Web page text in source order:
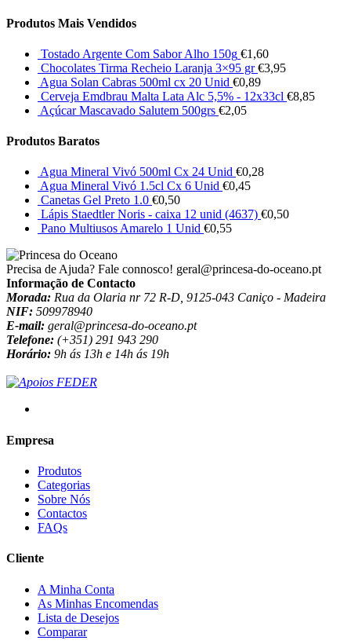
Produtos Mais Vendidos
Tostado Argente Com Sabor Alho 150g €1,60
Chocolates Tirma Recheio Laranja 3×95 gr €3,95
Agua Solan Cabras 500ml cx 20 Unid €0,89
Cerveja Emdbrau Malta Lata Alc 5,5% - 12x33cl €8,85
Açúcar Mascavado Salutem 500grs €2,05
Produtos Baratos
Agua Mineral Vivó 500ml Cx 24 Unid €0,28
Agua Mineral Vivó 1.5cl Cx 6 Unid €0,45
Canetas Gel Preto 1.0 €0,50
Lápis Staedtler Noris - caixa 12 unid (4637) €0,50
Pano Multiusos Amarelo 1 Unid €0,55
Precisa de Ajuda? Fale connosco! geral@princesa-do-oceano.pt
Informação de Contacto
Morada: Rua da Olaria nr 72 R-D, 9125-043 Caniço - Madeira
NIF: 509978940
E-mail: geral@princesa-do-oceano.pt
Telefone: (+351) 291 943 290
Horário: 9h ás 13h e 14h ás 19h
Empresa
Produtos
Categorias
Sobre Nós
Contactos
FAQs
Cliente
A Minha Conta
As Minhas Encomendas
Lista de Desejos
Comparar